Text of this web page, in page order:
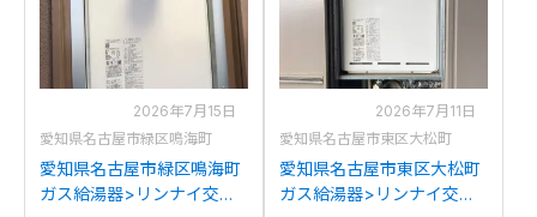
換
2026年7月15日
愛知県名古屋市緑区鳴海町
愛知県名古屋市緑区鳴海町
ガス給湯器>リンナイ交換
2026年7月11日
愛知県名古屋市東区大松町
愛知県名古屋市東区大松町
ガス給湯器>リンナイ交換